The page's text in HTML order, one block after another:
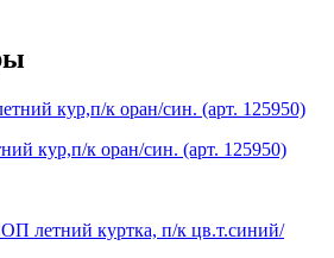
кур,п/к оран/син. (арт. 125950)